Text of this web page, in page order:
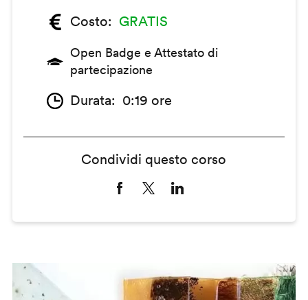
Costo
GRATIS
Open Badge e Attestato di
partecipazione
Durata 0:19 ore
Condividi questo corso